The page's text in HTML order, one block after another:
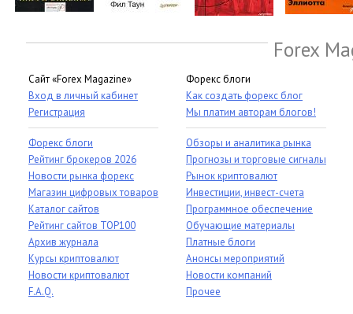
Forex
Сайт «Forex Magazine»
Вход в личный кабинет
Регистрация
Форекс блоги
Рейтинг брокеров 2026
Новости рынка форекс
Магазин цифровых товаров
Каталог сайтов
Рейтинг сайтов TOP100
Архив журнала
Курсы криптовалют
Новости криптовалют
F.A.Q.
Форекс блоги
Как создать форекс блог
Мы платим авторам блогов!
Обзоры и аналитика рынка
Прогнозы и торговые сигналы
Рынок криптовалют
Инвестиции, инвест-счета
Программное обеспечение
Обучающие материалы
Платные блоги
Анонсы мероприятий
Новости компаний
Прочее